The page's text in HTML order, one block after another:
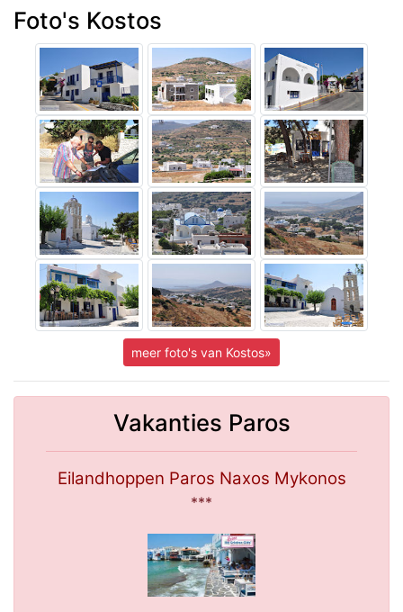
Foto's Kostos
meer foto's van Kostos»
Vakanties Paros
Eilandhoppen Paros Naxos Mykonos
***